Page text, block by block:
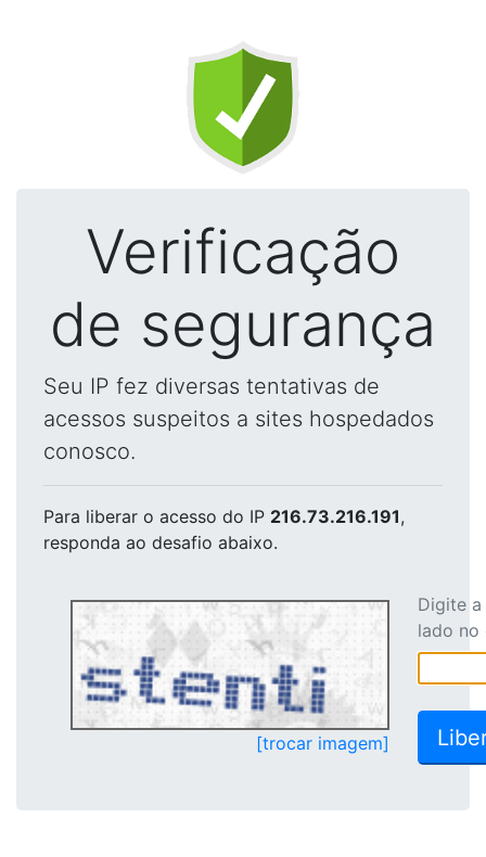
Verificação
de segurança
Seu IP fez diversas tentativas de
acessos suspeitos a sites hospedados
conosco.
Para liberar o acesso do IP 216.73.216.191,
responda ao desafio abaixo.
[trocar imagem]
Digite
lado no